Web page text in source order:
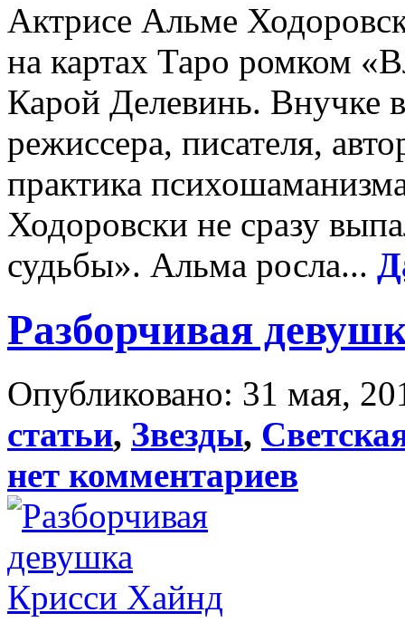
Актрисе Альме
на картах Таро ромком
Карой Делевинь. Внучке
режиссера, писателя,
практика
Ходоровски не сразу
судьбы». Альма росла...
Разборчивая
Опубликовано: 31 мая,
статьи, Звезды,
нет комментариев